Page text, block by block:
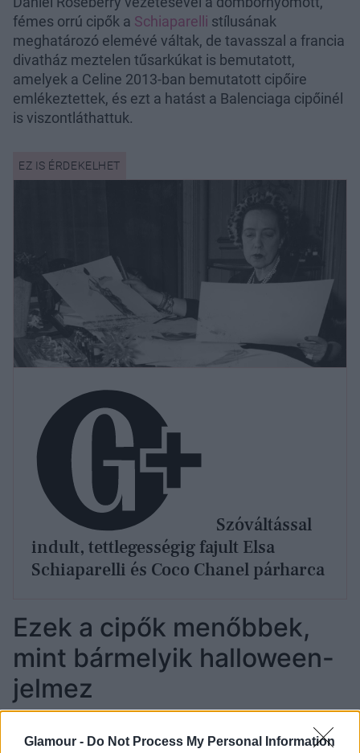
Glamour - Do Not Process My Personal Information
fémes orrú cipők a Schiaparelli stílusának
meghatározó elemévé váltak, de tavasszal a francia
divatház meztelen tűsarkúkat is bemutatott,
amelyek a Celine 2013-ban bemutatott cipőire
emlékeztettek, és ezt a hatást a Balenciaga cipőinél
is viszontláthattuk.
indult, tettlegességig fajult Elsa
Schiaparelli és Coco Chanel párharca
Ezek a cipők menőbbek,
mint bármelyik halloween-
jelmez